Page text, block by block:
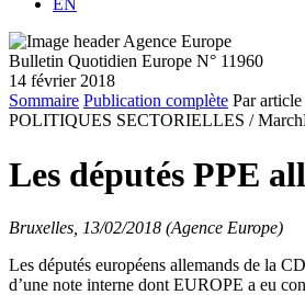
EN
Bulletin Quotidien Europe N° 11960
14 février 2018
Sommaire Publication complète Par article
POLITIQUES SECTORIELLES /
Les députés PPE
Bruxelles, 13/02/2018 (Agence Europe)
Les députés européens allemands de la
d’une note interne dont EUROPE a eu